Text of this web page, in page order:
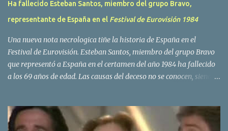
Ha fallecido Esteban Santos, miembro del grupo Bravo,
representante de España en el Festival de Eurovisión 1984
Una nueva nota necrologica tiñe la historia de España en el
Festival de Eurovisión. Esteban Santos, miembro del grupo Bravo
que representó a España en el certamen del año 1984 ha fallecido
a los 69 años de edad. Las causas del deceso no se conocen, siendo
traves de las redes sociales. Nacido en Tolosa en 1951, durante su
epoca universitaria en la carrera de empresariales conoció al